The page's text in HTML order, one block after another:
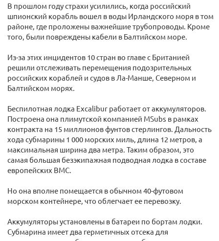
В прошлом году страхи усилились, когда российский
шпионский корабль вошел в воды Ирландского моря в том
районе, где проложены важнейшие трубопроводы. Кроме
того, были повреждены кабели в Балтийском море.
Из-за этих инцидентов 10 стран во главе с Британией
решили отслеживать перемещения подозрительных
российских кораблей и судов в Ла-Манше, Северном и
Балтийском морях.
Беспилотная лодка Excalibur работает от аккумуляторов.
Построена она плимутской компанией MSubs в рамках
контракта на 15 миллионов фунтов стерлингов. Дальность
хода субмарины 1 000 морских миль, длина 12 метров, а
максимальная ширина два метра. Таким образом, это
самая большая безэкипажная подводная лодка в составе
европейских ВМС.
Но она вполне помещается в обычном 40-футовом
морском контейнере, что облегчает ее перевозку.
Аккумуляторы установлены в батареи по бортам лодки.
Субмарина имеет два герметичных отсека для